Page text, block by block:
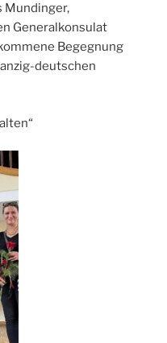
Mundinger,
Generalkonsulat
Begegnung
deutschen